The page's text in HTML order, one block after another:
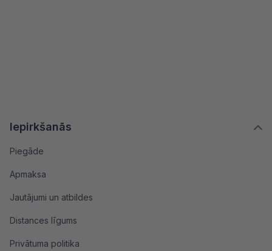
Iepirkšanās
Piegāde
Apmaksa
Jautājumi un atbildes
Distances līgums
Privātuma politika